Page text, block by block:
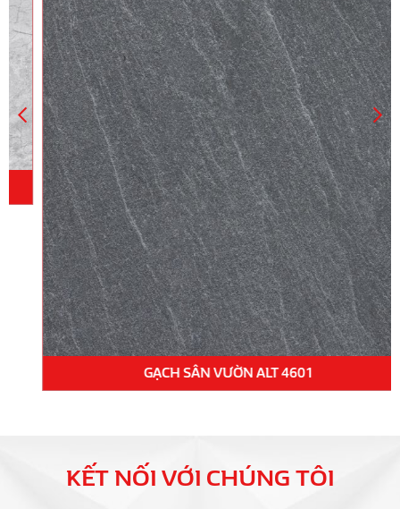
GẠCH SÂN VƯỜN ALT 4601
KẾT NỐI VỚI CHÚNG TÔI